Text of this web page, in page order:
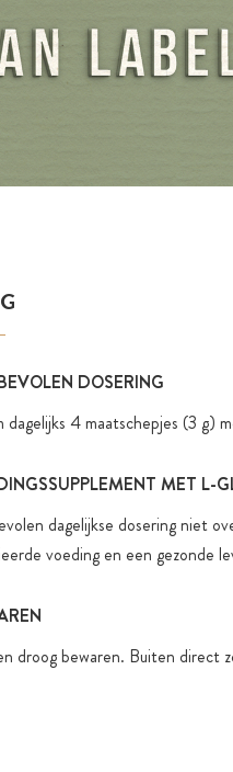
DOSERING
dagelijks 4 maatschepjes (3 g)
MET L-
dagelijkse dosering niet
voeding en een gezonde
droog bewaren. Buiten direct